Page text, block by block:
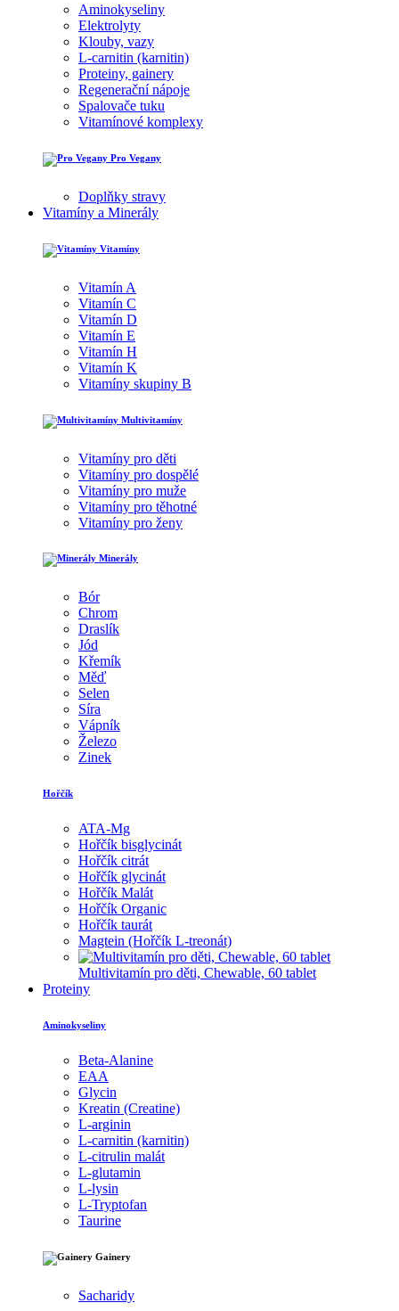
Aminokyseliny
Elektrolyty
Klouby, vazy
L-carnitin (karnitin)
Proteiny, gainery
Regenerační nápoje
Spalovače tuku
Vitamínové komplexy
Pro Vegany
Doplňky stravy
Vitamíny a Minerály
Vitamíny
Vitamín A
Vitamín C
Vitamín D
Vitamín E
Vitamín H
Vitamín K
Vitamíny skupiny B
Multivitamíny
Vitamíny pro děti
Vitamíny pro dospělé
Vitamíny pro muže
Vitamíny pro těhotné
Vitamíny pro ženy
Minerály
Bór
Chrom
Draslík
Jód
Křemík
Měď
Selen
Síra
Vápník
Železo
Zinek
Hořčík
ATA-Mg
Hořčík bisglycinát
Hořčík citrát
Hořčík glycinát
Hořčík Malát
Hořčík Organic
Hořčík taurát
Magtein (Hořčík L-treonát)
Multivitamín pro děti, Chewable, 60 tablet
Proteiny
Aminokyseliny
Beta-Alanine
EAA
Glycin
Kreatin (Creatine)
L-arginin
L-carnitin (karnitin)
L-citrulin malát
L-glutamin
L-lysin
L-Tryptofan
Taurine
Gainery
Sacharidy